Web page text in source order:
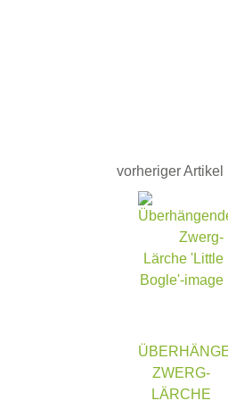
vorheriger Artikel
ZWERG-
LÄRCHE